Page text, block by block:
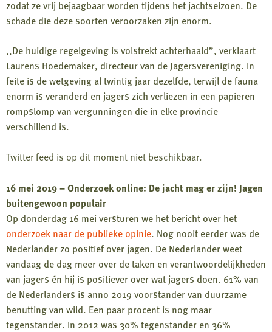
zodat ze vrij bejaagbaar worden tijdens het jachtseizoen. De
schade die deze soorten veroorzaken zijn enorm.
,,De huidige regelgeving is volstrekt achterhaald”, verklaart
Laurens Hoedemaker, directeur van de Jagersvereniging. In
feite is de wetgeving al twintig jaar dezelfde, terwijl de fauna
enorm is veranderd en jagers zich verliezen in een papieren
rompslomp van vergunningen die in elke provincie
verschillend is.
Twitter feed is op dit moment niet beschikbaar.
16 mei 2019 – Onderzoek online: De jacht mag er zijn! Jagen
buitengewoon populair
Op donderdag 16 mei versturen we het bericht over het
onderzoek naar de publieke opinie. Nog nooit eerder was de
Nederlander zo positief over jagen. De Nederlander weet
vandaag de dag meer over de taken en verantwoordelijkheden
van jagers én hij is positiever over wat jagers doen. 61% van
de Nederlanders is anno 2019 voorstander van duurzame
benutting van wild. Een paar procent is nog maar
tegenstander. In 2012 was 30% tegenstander en 36%